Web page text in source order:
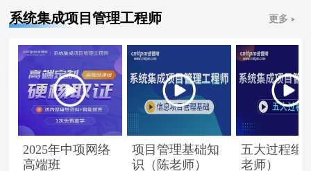
系统集成项目管理工程师 更多
2025年中项网络
高端班
项目管理基础知
识（陈老师）
五大过程组
老师）